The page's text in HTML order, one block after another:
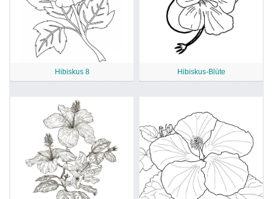
Hibiskus 8 Hibiskus-Blüte